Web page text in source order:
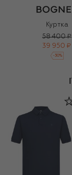
Куртка
58 400 ₽
39 950 ₽
-30%